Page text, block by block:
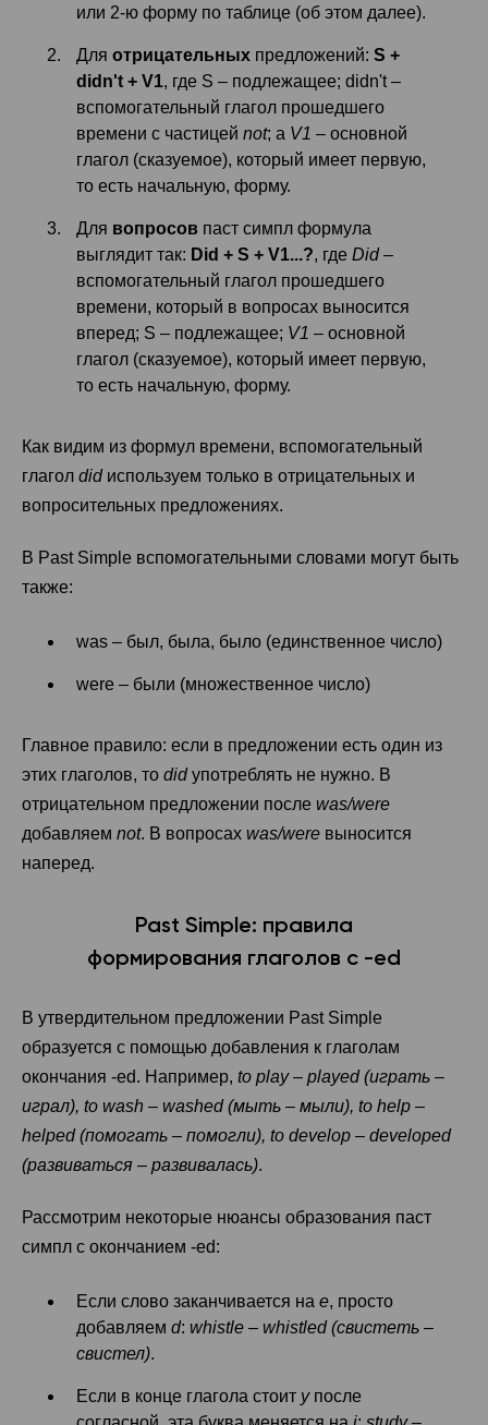
или 2-ю форму по таблице (об этом далее).
Для отрицательных предложений: S +
didn't + V1, где S – подлежащее; didn't –
вспомогательный глагол прошедшего
времени с частицей not; a V1 – основной
глагол (сказуемое), который имеет первую,
то есть начальную, форму.
Для вопросов паст симпл формула
выглядит так: Did + S + V1...?, где Did–
вспомогательный глагол прошедшего
времени, который в вопросах выносится
вперед; S – подлежащее; V1 – основной
глагол (сказуемое), который имеет первую,
то есть начальную, форму.
Как видим из формул времени, вспомогательный
глагол didиспользуем только в отрицательных и
вопросительных предложениях.
В Past Simple вспомогательными словами могут быть
также:
was – был, была, было (единственное число)
were – были (множественное число)
Главное правило: если в предложении есть один из
этих глаголов, то didупотреблять не нужно. В
отрицательном предложении после was/were
добавляем not. В вопросах was/were выносится
наперед.
Past Simple: правила
формирования глаголов с -ed
В утвердительном предложении Past Simple
образуется с помощью добавления к глаголам
окончания -ed. Например, to play – played (играть –
играл), to wash – washed (мыть – мыли), to help –
helped (помогать – помогли), to develop – developed
(развиваться – развивалась).
Рассмотрим некоторые нюансы образования паст
симпл с окончанием -ed:
Если слово заканчивается на e, просто
добавляем d: whistle – whistled (свистеть –
свистел).
Если в конце глагола стоит упосле